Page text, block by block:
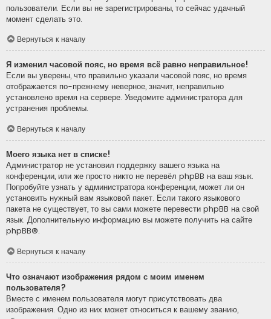
пользователи. Если вы не зарегистрированы, то сейчас удачный
момент сделать это.
Вернуться к началу
Я изменил часовой пояс, но время всё равно неправильное!
Если вы уверены, что правильно указали часовой пояс, но время
отображается по-прежнему неверное, значит, неправильно
установлено время на сервере. Уведомите администратора для
устранения проблемы.
Вернуться к началу
Моего языка нет в списке!
Администратор не установил поддержку вашего языка на
конференции, или же просто никто не перевёл phpBB на ваш язык.
Попробуйте узнать у администратора конференции, может ли он
установить нужный вам языковой пакет. Если такого языкового
пакета не существует, то вы сами можете перевести phpBB на свой
язык. Дополнительную информацию вы можете получить на сайте
phpBB®.
Вернуться к началу
Что означают изображения рядом с моим именем
пользователя?
Вместе с именем пользователя могут присутствовать два
изображения. Одно из них может относиться к вашему званию,